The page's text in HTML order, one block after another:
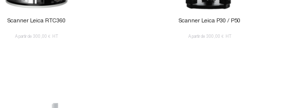
Scanner Leica RTC360
A partir de 300,00 € HT
Scanner Leica P30 / P50
A partir de 300,00 € HT